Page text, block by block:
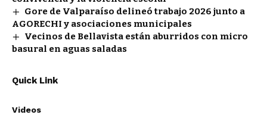
Gore de Valparaíso delineó trabajo 2026 junto a
AGORECHI y asociaciones municipales
Vecinos de Bellavista están aburridos con micro
basural en aguas saladas
Quick Link
Videos